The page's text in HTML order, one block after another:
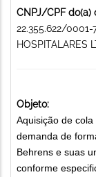
CNPJ/CPF do(a)
22.355.622/0001-
HOSPITALARES
Objeto:
Aquisição de
demanda de
Behrens e suas
conforme